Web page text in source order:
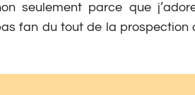
seulement parce que
fan du tout de la